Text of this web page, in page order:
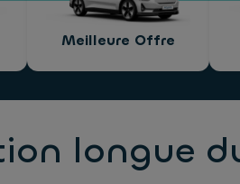
Meilleure Offre
longue